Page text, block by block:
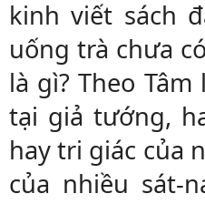
kinh viết sách
uống trà chưa
là gì? Theo
tại giả tướng,
hay tri giác của
của nhiều sát-